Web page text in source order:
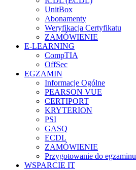
UnitBox
Abonamenty
Weryfikacja Certyfikatu
ZAMÓWIENIE
E-LEARNING
CompTIA
OffSec
EGZAMIN
Informacje Ogólne
PEARSON VUE
CERTIPORT
KRYTERION
PSI
GASQ
ECDL
ZAMÓWIENIE
Przygotowanie do egzaminu
WSPARCIE IT